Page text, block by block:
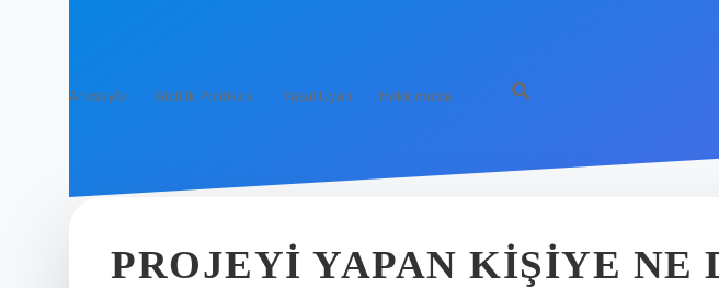
Anasayfa Gizlilik Politikası Yasal Uyarı Hakkımızda
PROJEYI YAPAN KIŞIYE NE